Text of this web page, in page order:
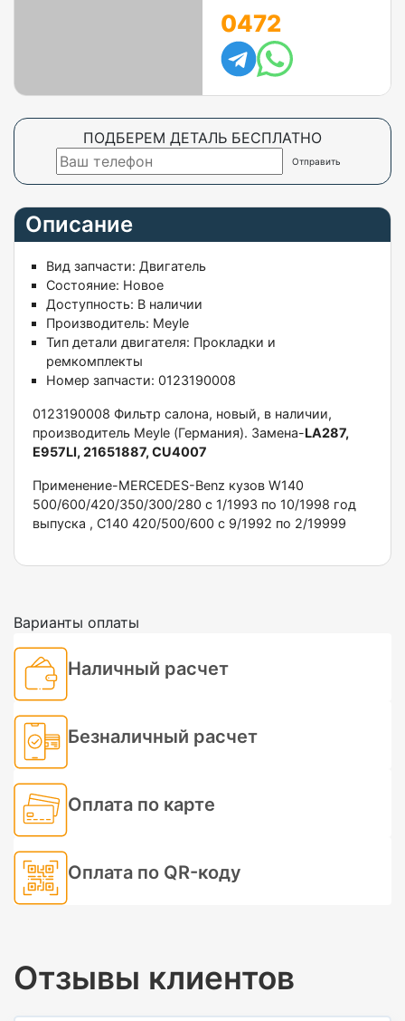
0472
ПОДБЕРЕМ ДЕТАЛЬ БЕСПЛАТНО
Описание
Вид запчасти: Двигатель
Состояние: Новое
Доступность: В наличии
Производитель: Meyle
Тип детали двигателя: Прокладки и
ремкомплекты
Номер запчасти: 0123190008
0123190008 Фильтр салона, новый, в наличии,
производитель Meyle (Германия). Замена-LA287,
E957LI, 21651887, CU4007
Применение-MERCEDES-Benz кузов W140
500/600/420/350/300/280 с 1/1993 по 10/1998 год
выпуска , C140 420/500/600 с 9/1992 по 2/19999
Варианты оплаты
Наличный расчет
Безналичный расчет
Оплата по карте
Оплата по QR-коду
Отзывы клиентов